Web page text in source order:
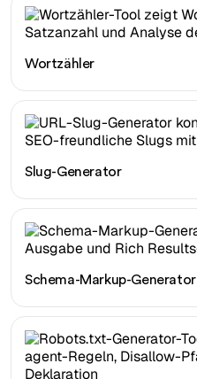
Wortzähler
Slug-Generator
Schema-Markup-Generator